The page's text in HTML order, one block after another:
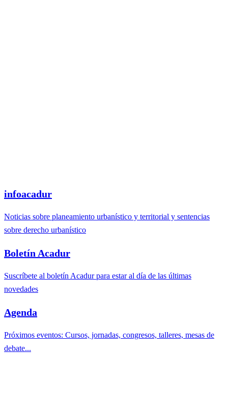
infoacadur
Noticias sobre planeamiento urbanístico y territorial y sentencias
sobre derecho urbanístico
Boletín Acadur
Suscríbete al boletín Acadur para estar al día de las últimas
novedades
Agenda
Próximos eventos: Cursos, jornadas, congresos, talleres, mesas de
debate...